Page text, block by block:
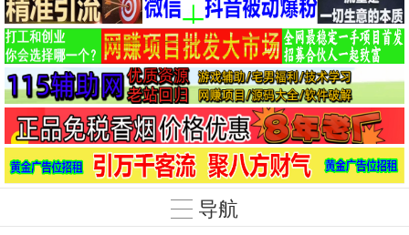
导航